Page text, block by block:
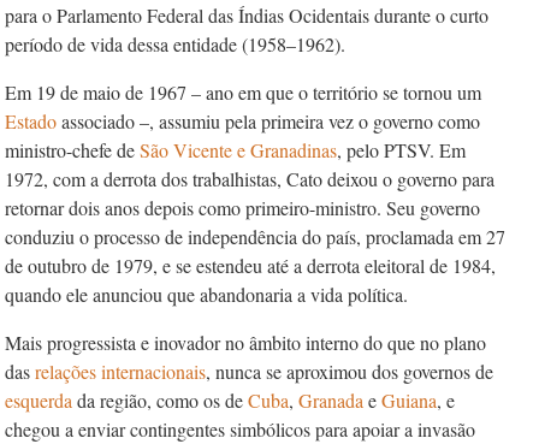
para o Parlamento Federal das Índias Ocidentais durante o curto
período de vida dessa entidade (1958–1962).
Em 19 de maio de 1967 – ano em que o território se tornou um
Estadoassociado –, assumiu pela primeira vez o governo como
ministro-chefe deSão Vicente e Granadinas, pelo PTSV. Em
1972, com a derrota dos trabalhistas, Cato deixou o governo para
retornar dois anos depois como primeiro-ministro. Seu governo
conduziu o processo de independência do país, proclamada em 27
de outubro de 1979, e se estendeu até a derrota eleitoral de 1984,
quando ele anunciou que abandonaria a vida política.
Mais progressista e inovador no âmbito interno do que no plano
dasrelações internacionais, nunca se aproximou dos governos de
esquerda da região, como os deCuba, Granada eGuiana, e
chegou a enviar contingentes simbólicos para apoiar a invasão